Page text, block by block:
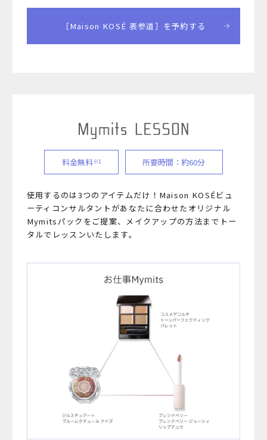
［Maison KOSÉ 表参道］を予約する
料金無料※1 所要時間：約60分
使用するのは3つのアイテムだけ！Maison KOSÉビュ
ーティコンサルタントがあなたに合わせたオリジナル
Mymitsパックをご提案、メイクアップの方法までトー
タルでレッスンいたします。